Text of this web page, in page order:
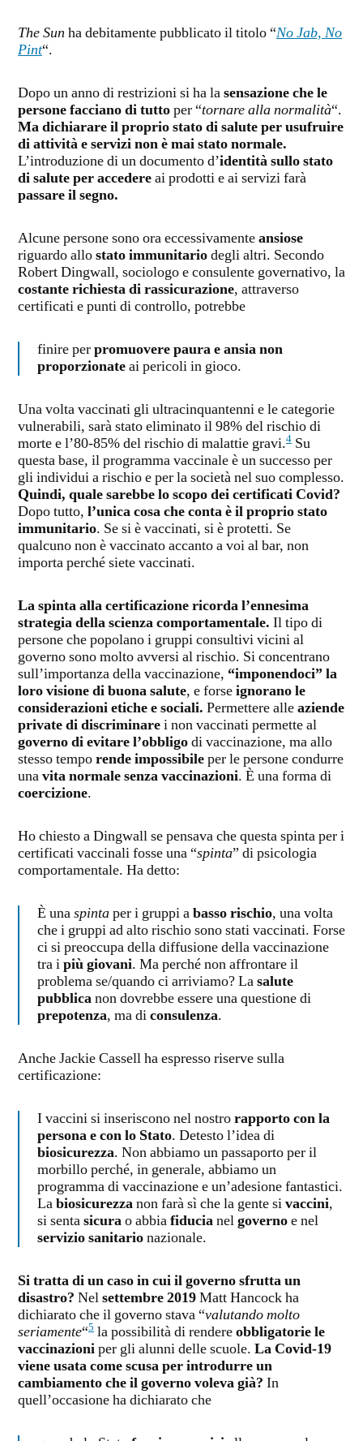
The Sun ha debitamente pubblicato il titolo “No Jab, No
Pint“.
Dopo un anno di restrizioni si ha lasensazione che le
persone facciano di tuttoper “tornare alla normalità“.
Ma dichiarare il proprio stato di salute per usufruire
di attività e servizi non è mai stato normale.
L’introduzione di un documento d’identità sullo stato
di salute per accedereai prodotti e ai servizi farà
passare il segno.
Alcune persone sono ora eccessivamenteansiose
riguardo allostato immunitariodegli altri. Secondo
Robert Dingwall, sociologo e consulente governativo, la
costante richiesta di rassicurazione, attraverso
certificati e punti di controllo, potrebbe
finire perpromuovere paura e ansia non
proporzionateai pericoli in gioco.
Una volta vaccinati gli ultracinquantenni e le categorie
vulnerabili, sarà stato eliminato il 98% del rischio di
morte e l’80-85% del rischio di malattie gravi.4 Su
questa base, il programma vaccinale è un successo per
gli individui a rischio e per la società nel suo complesso.
Quindi, quale sarebbe lo scopo dei certificati Covid?
Dopo tutto, l’unica cosa che conta è il proprio stato
immunitario. Se si è vaccinati, si è protetti. Se
qualcuno non è vaccinato accanto a voi al bar, non
importa perché siete vaccinati.
La spinta alla certificazione ricorda l’ennesima
strategia della scienza comportamentale. Il tipo di
persone che popolano i gruppi consultivi vicini al
governo sono molto avversi al rischio. Si concentrano
sull’importanza della vaccinazione, “imponendoci” la
loro visione di buona salute, e forseignorano le
considerazioni etiche e sociali. Permettere alleaziende
private di discriminarei non vaccinati permette al
governo di evitare l’obbligodi vaccinazione, ma allo
stesso temporende impossibileper le persone condurre
unavita normale senza vaccinazioni. È una forma di
coercizione.
Ho chiesto a Dingwall se pensava che questa spinta per i
certificati vaccinali fosse una “spinta” di psicologia
comportamentale. Ha detto:
È unaspintaper i gruppi abasso rischio, una volta
che i gruppi ad alto rischio sono stati vaccinati. Forse
ci si preoccupa della diffusione della vaccinazione
tra ipiù giovani. Ma perché non affrontare il
problema se/quando ci arriviamo? Lasalute
pubblicanon dovrebbe essere una questione di
prepotenza, ma diconsulenza.
Anche Jackie Cassell ha espresso riserve sulla
certificazione:
I vaccini si inseriscono nel nostrorapporto con la
persona e con lo Stato. Detesto l’idea di
biosicurezza. Non abbiamo un passaporto per il
morbillo perché, in generale, abbiamo un
programma di vaccinazione e un’adesione fantastici.
Labiosicurezzanon farà sì che la gente sivaccini,
si sentasicurao abbiafiducianelgovernoe nel
servizio sanitarionazionale.
Si tratta di un caso in cui il governo sfrutta un
disastro? Nelsettembre 2019Matt Hancock ha
dichiarato che il governo stava “valutando molto
seriamente“5 la possibilità di rendereobbligatorie le
vaccinazioniper gli alunni delle scuole. La Covid-19
viene usata come scusa per introdurre un
cambiamento che il governo voleva già? In
quell’occasione ha dichiarato che